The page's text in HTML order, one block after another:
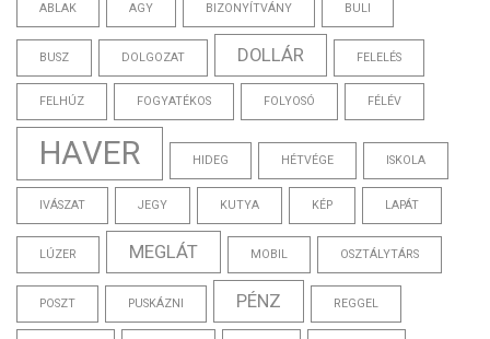
ABLAK AGY BIZONYÍTVÁNY BULI
BUSZ DOLGOZAT DOLLÁR FELELÉS
FELHÚZ FOGYATÉKOS FOLYOSÓ FÉLÉV
HAVER HIDEG HÉTVÉGE ISKOLA
IVÁSZAT JEGY KUTYA KÉP LAPÁT
LÚZER MEGLÁT MOBIL OSZTÁLYTÁRS
POSZT PUSKÁZNI PÉNZ REGGEL